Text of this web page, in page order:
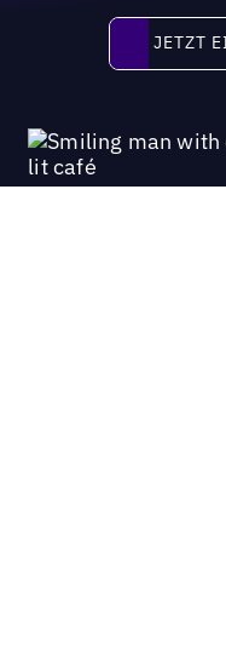
JETZTJETZT